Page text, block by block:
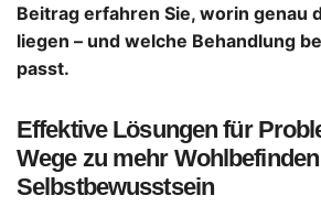
Beitrag erfahren Sie, worin genau
liegen – und welche Behandlung
passt.
Effektive Lösungen für
Wege zu mehr
Selbstbewusstsein